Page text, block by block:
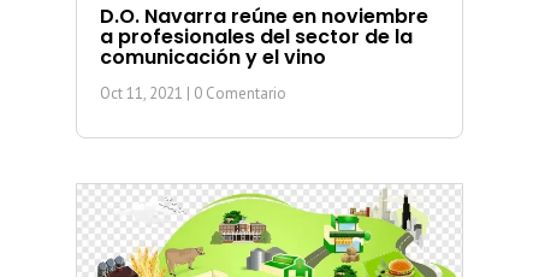
D.O. Navarra reúne en noviembre
a profesionales del sector de la
comunicación y el vino
Oct 11, 2021 | 0 Comentario